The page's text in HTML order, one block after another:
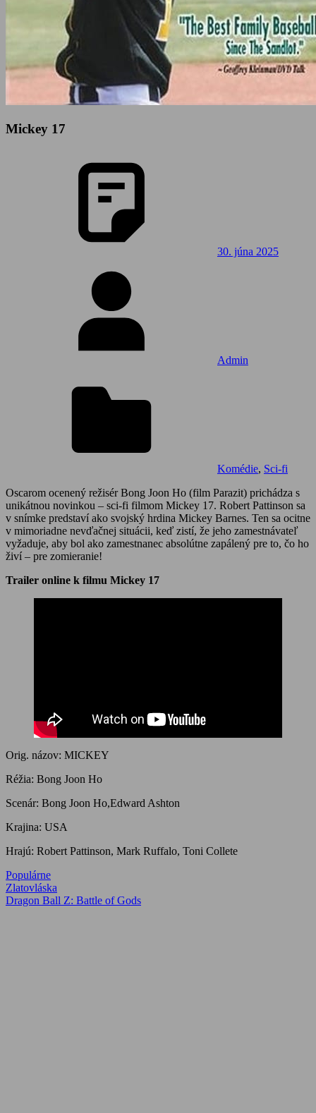
Mickey 17
30. júna 2025
Admin
Komédie, Sci-fi
Oscarom ocenený režisér Bong Joon Ho (film Parazit) prichádza s
unikátnou novinkou – sci-fi filmom Mickey 17. Robert Pattinson sa
v snímke predstaví ako svojský hrdina Mickey Barnes. Ten sa ocitne
v mimoriadne nevďačnej situácii, keď zistí, že jeho zamestnávateľ
vyžaduje, aby bol ako zamestnanec absolútne zapálený pre to, čo ho
živí – pre zomieranie!
Trailer online k filmu Mickey 17
Orig. názov: MICKEY
Réžia: Bong Joon Ho
Scenár: Bong Joon Ho,Edward Ashton
Krajina: USA
Hrajú: Robert Pattinson, Mark Ruffalo, Toni Collete
Populárne
Navigácia
v
Previous
Post:
Zlatovláska
Next
Dragon Ball Z: Battle of Gods